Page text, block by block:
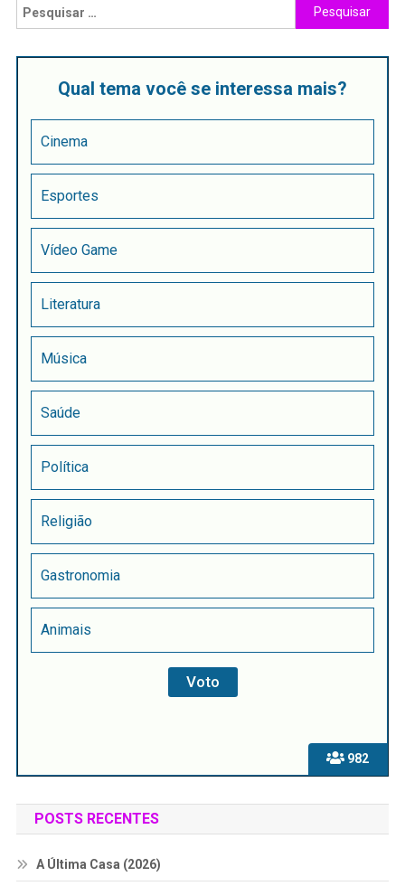
982
Qual tema você se interessa mais?
Cinema
Esportes
Vídeo Game
Literatura
Música
Saúde
Política
Religião
Gastronomia
Animais
POSTS RECENTES
A Última Casa (2026)